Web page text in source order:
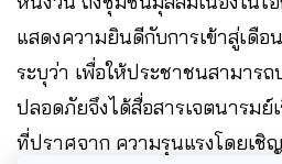
แสดงความยินดีกับการเข้าสู่เดื
ระบุว่า เพื่อให้ประชาชนสามาร
ปลอดภัยจึงได้สื่อสารเจตนารมย์
ที่ปราศจาก ความรุนแรงโดยเชิ